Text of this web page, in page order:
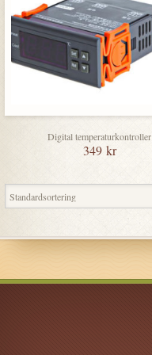
Digital temperaturkontroller
349 kr
Endast ett sökresultat